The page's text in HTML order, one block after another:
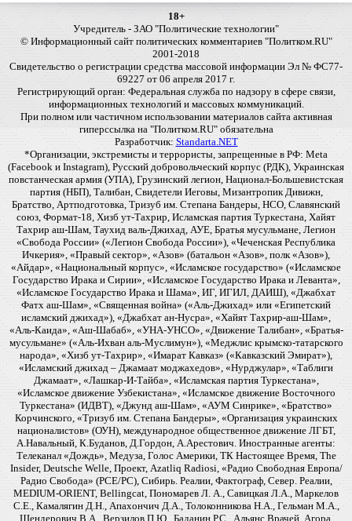
18+
Учредитель - ЗАО "Политические технологии"
© Информационный сайт политических комментариев "Политком.RU"
2001-2018
Свидетельство о регистрации средства массовой информации Эл № ФС77-
69227 от 06 апреля 2017 г.
Регистрирующий орган: Федеральная служба по надзору в сфере связи,
информационных технологий и массовых коммуникаций.
При полном или частичном использовании материалов сайта активная
гиперссылка на "Политком.RU" обязательна
Разработчик: Standarta.NET
*Организации, экстремисты и террористы, запрещенные в РФ: Meta
(Facebook и Instagram), Русский добровольческий корпус (РДК), Украинская
повстанческая армия (УПА), Грузинский легион, Национал-Большевистская
партия (НБП), Талибан, Свидетели Иеговы, Мизантропик Дивижн,
Братство, Артподготовка, Тризуб им. Степана Бандеры, НСО, Славянский
союз, Формат-18, Хизб ут-Тахрир, Исламская партия Туркестана, Хайят
Тахрир аш-Шам, Таухид валь-Джихад, АУЕ, Братья мусульмане, Легион
«Свобода России» («Легион Свобода России»), «Чеченская Республика
Ичкерия», «Правый сектор», «Азов» (батальон «Азов», полк «Азов»),
«Айдар», «Национальный корпус», «Исламское государство» («Исламское
Государство Ирака и Сирии», «Исламское Государство Ирака и Леванта»,
«Исламское Государство Ирака и Шама», ИГ, ИГИЛ, ДАИШ), «Джабхат
Фатх аш-Шам», «Священная война» («Аль-Джихад» или «Египетский
исламский джихад»), «Джабхат ан-Нусра», «Хайят Тахрир-аш-Шам»,
«Аль-Каида», «Аш-Шабаб», «УНА-УНСО», «Движение Талибан», «Братья-
мусульмане» («Аль-Ихван аль-Муслимун»), «Меджлис крымско-татарского
народа», «Хизб ут-Тахрир», «Имарат Кавказ» («Кавказский Эмират»),
«Исламский джихад – Джамаат моджахедов», «Нурджулар», «Таблиги
Джамаат», «Лашкар-И-Тайба», «Исламская партия Туркестана»,
«Исламское движение Узбекистана», «Исламское движение Восточного
Туркестана» (ИДВТ), «Джунд аш-Шам», «АУМ Синрике», «Братство»
Корчинского, «Тризуб им. Степана Бандеры», «Организация украинских
националистов» (ОУН), международное общественное движение ЛГБТ,
А.Навальный, К.Буданов, Д.Гордон, А.Арестович. Иностранные агенты:
Телеканал «Дождь», Медуза, Голос Америки, ТК Настоящее Время, The
Insider, Deutsche Welle, Проект, Azatliq Radiosi, «Радио Свободная Европа/
Радио Свобода» (PCE/PC), Сибирь. Реалии, Фактограф, Север. Реалии,
MEDIUM-ORIENT, Bellingcat, Пономарев Л. А., Савицкая Л.А., Маркелов
С.Е., Камалягин Д.Н., Апахончич Д.А., Толоконникова Н.А., Гельман М.А.,
Шендерович В.А., Верзилов П.Ю., Баданин Р.С., Альянс Врачей, Агора,